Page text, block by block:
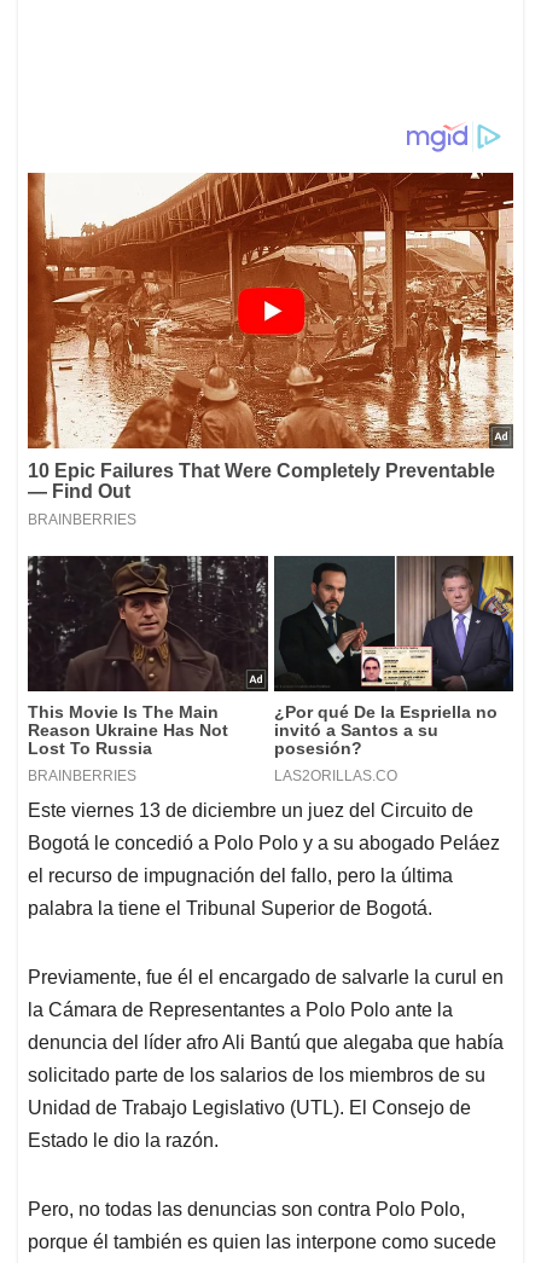
Este viernes 13 de diciembre un juez del Circuito de
Bogotá le concedió a Polo Polo y a su abogado Peláez
el recurso de impugnación del fallo, pero la última
palabra la tiene el Tribunal Superior de Bogotá.
Previamente, fue él el encargado de salvarle la curul en
la Cámara de Representantes a Polo Polo ante la
denuncia del líder afro Ali Bantú que alegaba que había
solicitado parte de los salarios de los miembros de su
Unidad de Trabajo Legislativo (UTL). El Consejo de
Estado le dio la razón.
Pero, no todas las denuncias son contra Polo Polo,
porque él también es quien las interpone como sucede